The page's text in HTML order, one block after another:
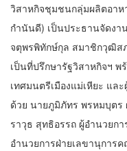
วิสาหกิจชุมชนกลุ่มผลิตอาห
กำนันดี) เป็นประธานจัดงา
จตุพรพิทักษ์กุล สมาชิกวุฒิส
เป็นที่ปรึกษารัฐวิสาหกิจฯ
เทศมนตรีเมืองแม่เหียะ แล
ด้วย นายภูมิภัทร พรหมบุตร
ราวุธ สุทธิอรรถ ผู้อำนวยก
อำนวยการฝ่ายเลขานุการ